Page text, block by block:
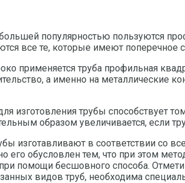
популярностью пользуются
все те, которые имеют поперечное
применяется труба профильная
а именно на металлические
изготовления трубы способствует
образом увеличивается, если
изготавливают в соответствии со
обусловлен тем, что при этом
помощи бесшовного способа.
видов труб, необходима